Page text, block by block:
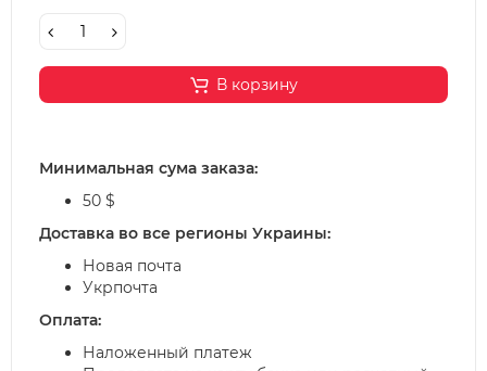
В корзину
Минимальная сума заказа:
50 $
Доставка во все регионы Украины:
Новая почта
Укрпочта
Оплата:
Наложенный платеж